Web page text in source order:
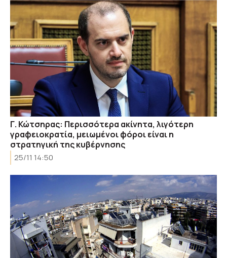
Γ. Κώτσηρας: Περισσότερα ακίνητα, λιγότερη
γραφειοκρατία, μειωμένοι φόροι είναι η
στρατηγική της κυβέρνησης
25/11 14:50